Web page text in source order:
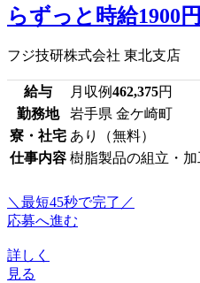
らずっと時給1900
フジ技研株式会社 東北支店
給与 月収例462,375円
勤務地
岩手県 金ケ崎町
寮・社宅 あり（無料）
仕事内容 樹脂製品の組立・
＼最短45秒で完了／
応募へ進む
詳しく
見る